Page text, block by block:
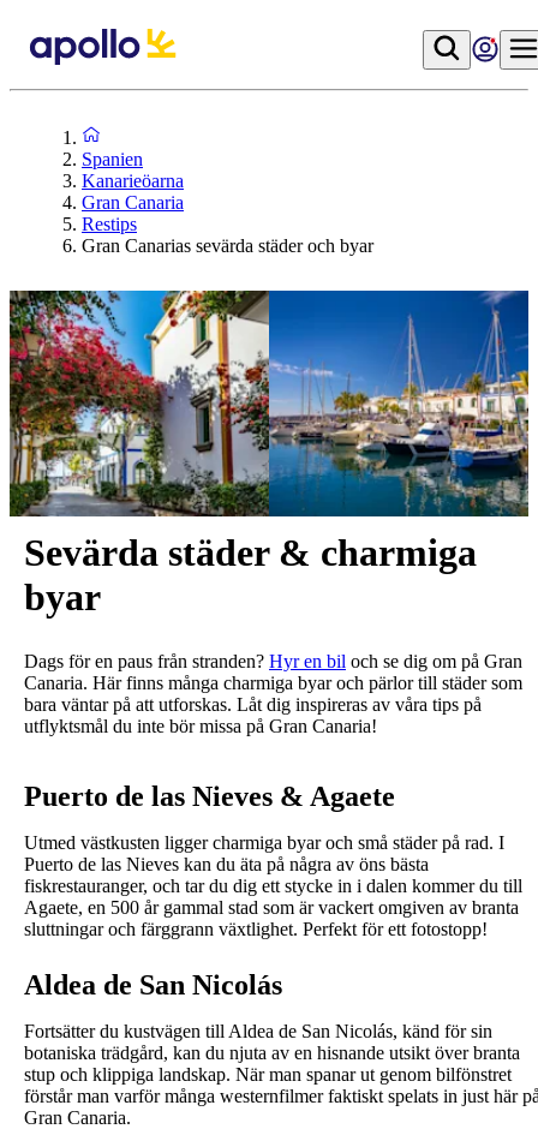
Spanien
Kanarieöarna
Gran Canaria
Restips
Gran Canarias sevärda städer och byar
Sevärda städer & charmiga
byar
Dags för en paus från stranden? Hyr en bil och se dig om på Gran
Canaria. Här finns många charmiga byar och pärlor till städer som
bara väntar på att utforskas. Låt dig inspireras av våra tips på
utflyktsmål du inte bör missa på Gran Canaria!
Puerto de las Nieves & Agaete
Utmed västkusten ligger charmiga byar och små städer på rad. I
Puerto de las Nieves kan du äta på några av öns bästa
fiskrestauranger, och tar du dig ett stycke in i dalen kommer du till
Agaete, en 500 år gammal stad som är vackert omgiven av branta
sluttningar och färggrann växtlighet. Perfekt för ett fotostopp!
Aldea de San Nicolás
Fortsätter du kustvägen till Aldea de San Nicolás, känd för sin
botaniska trädgård, kan du njuta av en hisnande utsikt över branta
stup och klippiga landskap. När man spanar ut genom bilfönstret
förstår man varför många westernfilmer faktiskt spelats in just här
Gran Canaria.